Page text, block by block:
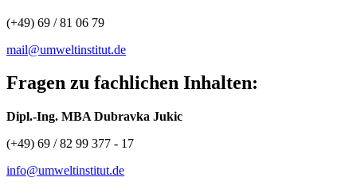
(+49) 69 / 81 06 79
mail@umweltinstitut.de
Fragen zu fachlichen Inhalten:
Dipl.-Ing. MBA Dubravka Jukic
(+49) 69 / 82 99 377 - 17
info@umweltinstitut.de